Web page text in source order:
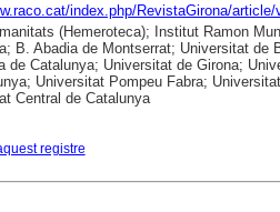
index.php/RevistaGirona/article/
(Hemeroteca); Institut Ramon
B. Abadia de Montserrat; Universitat de
de Catalunya; Universitat de Girona;
Universitat Pompeu Fabra;
Central de Catalunya
registre